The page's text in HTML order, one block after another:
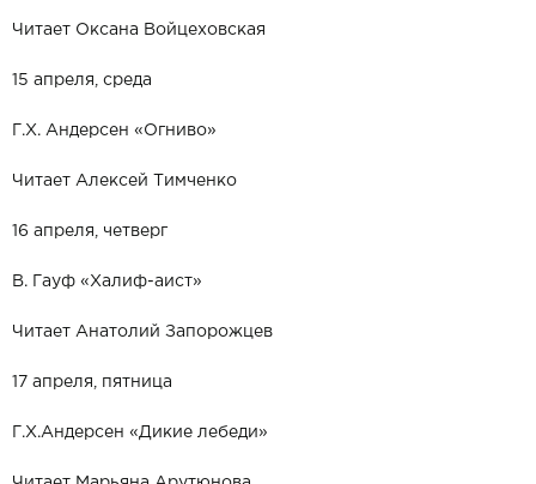
Читает Оксана Войцеховская
15 апреля, среда
Г.Х. Андерсен «Огниво»
Читает Алексей Тимченко
16 апреля, четверг
В. Гауф «Халиф-аист»
Читает Анатолий Запорожцев
17 апреля, пятница
Г.Х.Андерсен «Дикие лебеди»